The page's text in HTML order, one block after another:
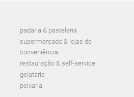
padaria & pastelaria
supermercado & lojas de
conveniência
restauração & self-service
gelataria
peixaria